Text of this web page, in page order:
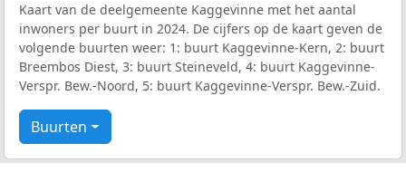
Kaart van de deelgemeente Kaggevinne met het aantal
inwoners per buurt in 2024. De cijfers op de kaart geven de
volgende buurten weer: 1: buurt Kaggevinne-Kern, 2: buurt
Breembos Diest, 3: buurt Steineveld, 4: buurt Kaggevinne-
Verspr. Bew.-Noord, 5: buurt Kaggevinne-Verspr. Bew.-Zuid.
Buurten